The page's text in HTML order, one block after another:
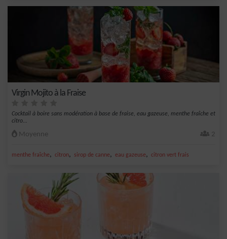
Virgin Mojito à la Fraise
Cocktail à boire sans modération à base de fraise, eau gazeuse, menthe fraîche et
citro...
Moyenne 2
menthe fraîche, citron, sirop de canne, eau gazeuse, citron vert frais